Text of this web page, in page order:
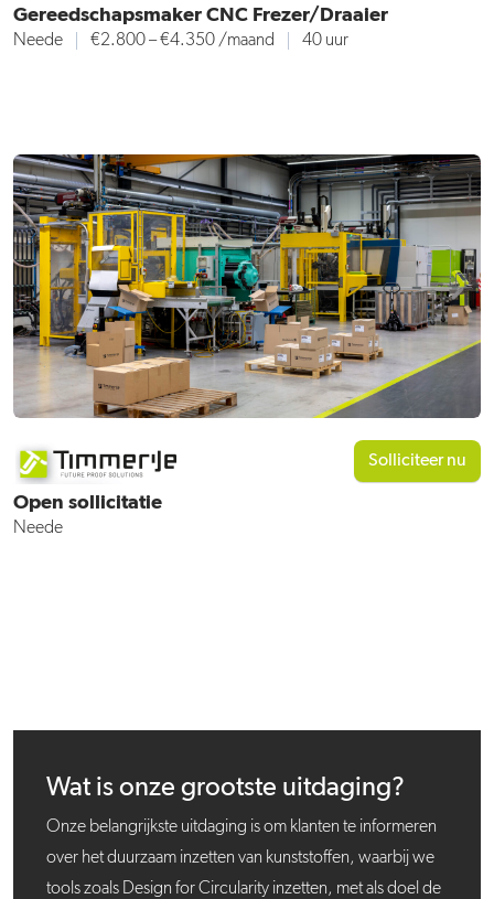
Gereedschapsmaker CNC Frezer/Draaier
Neede €2.800 – €4.350/maand 40 uur
Solliciteer nu
Open sollicitatie
Neede
Wat is onze grootste uitdaging?
Onze belangrijkste uitdaging is om klanten te informeren
over het duurzaam inzetten van kunststoffen, waarbij we
tools zoals Design for Circularity inzetten, met als doel de